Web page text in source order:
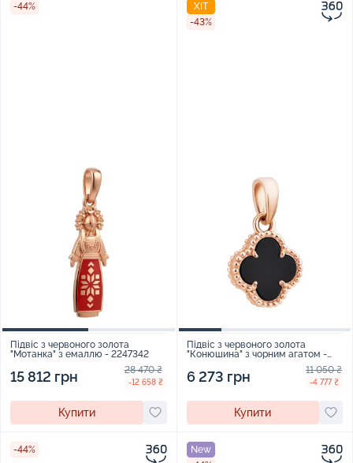
-44%
Підвіс з червоного золота
"Мотанка" з емаллю - 2247342
15 812 грн 28 470 ₴
-12 658 ₴
Купити
ХІТ
-43%
Підвіс з червоного золота
"Конюшина" з чорним агатом -
6 273 грн 11 050 ₴
-4 777 ₴
Купити
-44%
New